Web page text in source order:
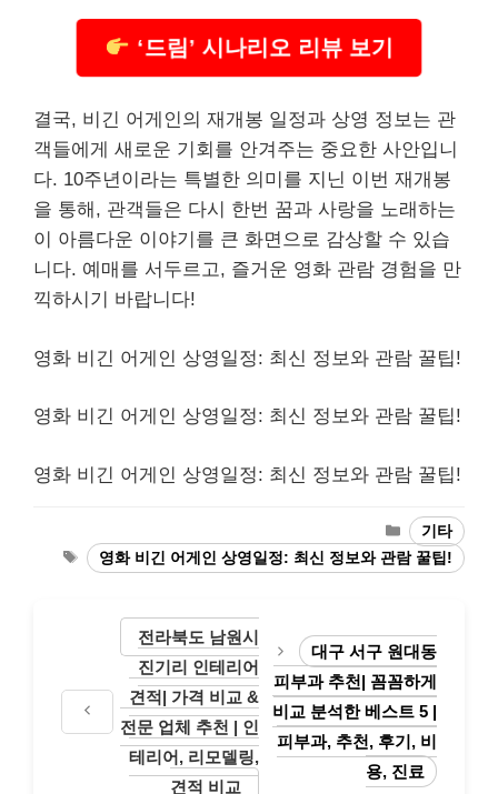
‘드림’ 시나리오 리뷰 보기
결국, 비긴 어게인의 재개봉 일정과 상영 정보는 관
객들에게 새로운 기회를 안겨주는 중요한 사안입니
다. 10주년이라는 특별한 의미를 지닌 이번 재개봉
을 통해, 관객들은 다시 한번 꿈과 사랑을 노래하는
이 아름다운 이야기를 큰 화면으로 감상할 수 있습
니다. 예매를 서두르고, 즐거운 영화 관람 경험을 만
끽하시기 바랍니다!
영화 비긴 어게인 상영일정: 최신 정보와 관람 꿀팁!
영화 비긴 어게인 상영일정: 최신 정보와 관람 꿀팁!
영화 비긴 어게인 상영일정: 최신 정보와 관람 꿀팁!
Categories
기타
Tags영화 비긴 어게인 상영일정: 최신 정보와 관람 꿀팁!
전라북도 남원시
진기리 인테리어
견적| 가격 비교 &
전문 업체 추천 | 인
테리어, 리모델링,
견적 비교
대구 서구 원대동
피부과 추천| 꼼꼼하게
비교 분석한 베스트 5 |
피부과, 추천, 후기, 비
용, 진료